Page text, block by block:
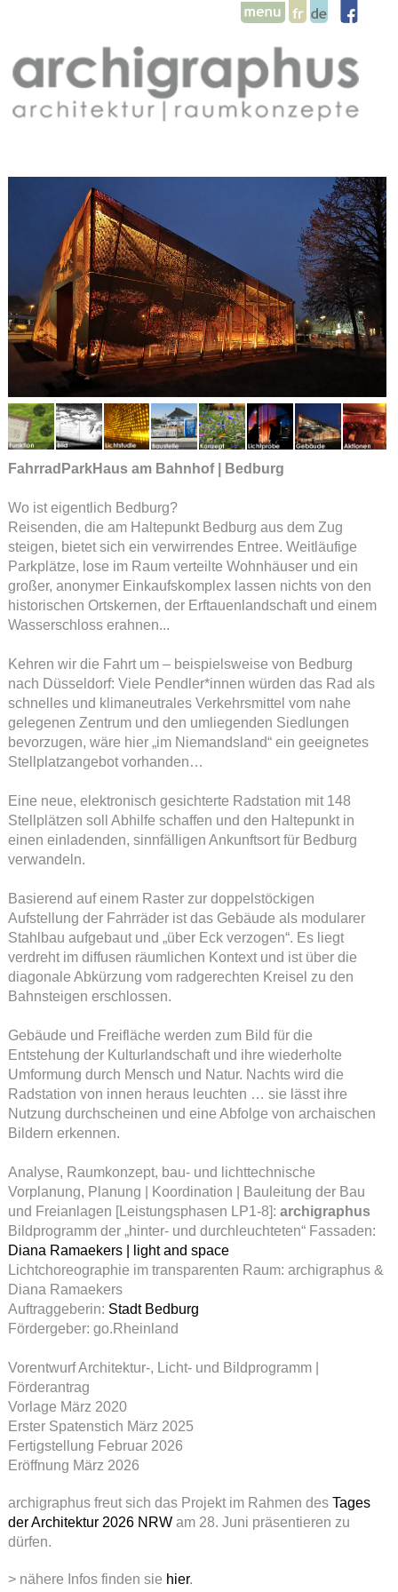
FahrradParkHaus am Bahnhof | Bedburg
Wo ist eigentlich Bedburg?
Reisenden, die am Haltepunkt Bedburg aus dem Zug
steigen, bietet sich ein verwirrendes Entree. Weitläufige
Parkplätze, lose im Raum verteilte Wohnhäuser und ein
großer, anonymer Einkaufskomplex lassen nichts von den
historischen Ortskernen, der Erftauenlandschaft und einem
Wasserschloss erahnen...
Kehren wir die Fahrt um – beispielsweise von Bedburg
nach Düsseldorf: Viele Pendler*innen würden das Rad als
schnelles und klimaneutrales Verkehrsmittel vom nahe
gelegenen Zentrum und den umliegenden Siedlungen
bevorzugen, wäre hier „im Niemandsland“ ein geeignetes
Stellplatzangebot vorhanden…
Eine neue, elektronisch gesichterte Radstation mit 148
Stellplätzen soll Abhilfe schaffen und den Haltepunkt in
einen einladenden, sinnfälligen Ankunftsort für Bedburg
verwandeln.
Basierend auf einem Raster zur doppelstöckigen
Aufstellung der Fahrräder ist das Gebäude als modularer
Stahlbau aufgebaut und „über Eck verzogen“. Es liegt
verdreht im diffusen räumlichen Kontext und ist über die
diagonale Abkürzung vom radgerechten Kreisel zu den
Bahnsteigen erschlossen.
Gebäude und Freifläche werden zum Bild für die
Entstehung der Kulturlandschaft und ihre wiederholte
Umformung durch Mensch und Natur. Nachts wird die
Radstation von innen heraus leuchten … sie lässt ihre
Nutzung durchscheinen und eine Abfolge von archaischen
Bildern erkennen.
Analyse, Raumkonzept, bau- und lichttechnische
Vorplanung, Planung | Koordination | Bauleitung der Bau
und Freianlagen [Leistungsphasen LP1-8]: archigraphus
Bildprogramm der „hinter- und durchleuchteten“ Fassaden:
Diana Ramaekers | light and space
Lichtchoreographie im transparenten Raum: archigraphus &
Diana Ramaekers
Auftraggeberin: Stadt Bedburg
Fördergeber: go.Rheinland
Vorentwurf Architektur-, Licht- und Bildprogramm |
Förderantrag
Vorlage März 2020
Erster Spatenstich März 2025
Fertigstellung Februar 2026
Eröffnung März 2026
archigraphus freut sich das Projekt im Rahmen des Tages
der Architektur 2026 NRWam 28. Juni präsentieren zu
dürfen.
> nähere Infos finden sie hier.